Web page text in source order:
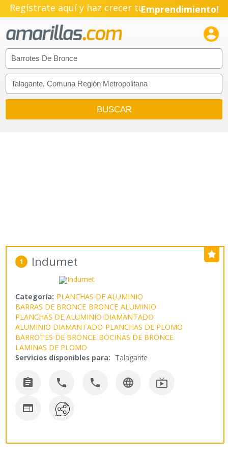
Regístrate aquí y haz crecer tuEmprendimiento!

1 Indumet
Categoría: PLANCHAS DE ALUMINIO
BARRAS DE BRONCE BRONCE ALUMINIO
PLANCHAS DE ALUMINIO DIAMANTADO
ALUMINIO DIAMANTADO PLANCHAS DE PLOMO
BARROTES DE BRONCE BOCINAS DE BRONCE
LAMINAS DE PLOMO
Servicios disponibles para: Talagante
    
